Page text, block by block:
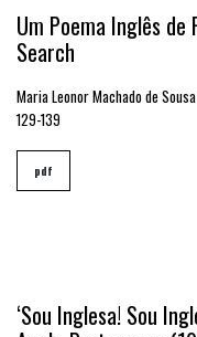
Um Poema Inglês de
Search
Maria Leonor Machado de Sousa
129-139
pdf
‘Sou Inglesa! Sou